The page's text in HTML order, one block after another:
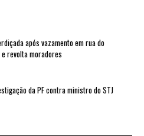
após vazamento em rua do
revolta moradores
da PF contra ministro do STJ